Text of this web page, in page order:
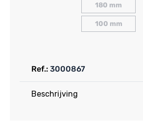
Ref.: 3000867
Beschrijving
180 mm
100 mm